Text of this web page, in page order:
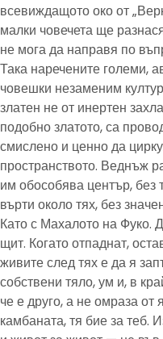
всевиждащото око от
малки човечета ще
не мога да направя по
Така наречените големи,
човешки незаменим
златен не от инертен
подобно златото, са
смислено и ценно да
пространството. Веднъж
им обособява център, без
върти около тях, без
Като с Махалото на Фуко.
щит. Когато отпаднат,
живите след тях е да я
собствени тяло, ум и, в
че е друго, а не омраза
камбаната, тя бие за теб.